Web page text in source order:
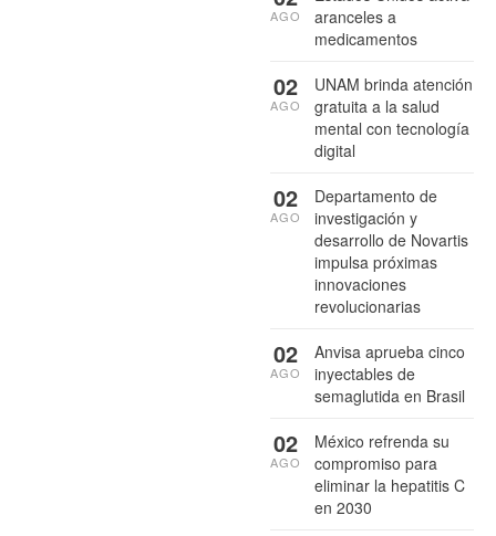
aranceles a
medicamentos
AGO
UNAM brinda atención
gratuita a la salud
mental con tecnología
digital
02
AGO
Departamento de
investigación y
desarrollo de Novartis
impulsa próximas
innovaciones
revolucionarias
02
AGO
Anvisa aprueba cinco
inyectables de
semaglutida en Brasil
02
AGO
México refrenda su
compromiso para
eliminar la hepatitis C
en 2030
02
AGO